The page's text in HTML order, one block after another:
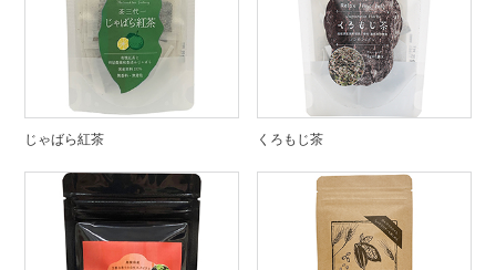
じゃばら紅茶 くろもじ茶